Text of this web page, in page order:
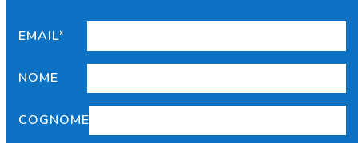
EMAIL*
NOME
COGNOME